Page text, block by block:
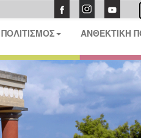
ΠΟΛΙΤΙΣΜΟΣ ΑΝΘΕΚΤΙΚΗ